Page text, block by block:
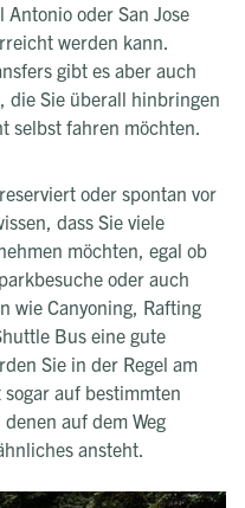
oder San Jose
werden kann.
gibt es aber auch
die Sie überall hinbringen
selbst fahren möchten.
oder spontan vor
dass Sie viele
möchten, egal ob
oder auch
wie Canyoning, Rafting
Bus eine gute
Sie in der Regel am
auf bestimmten
auf dem Weg
ansteht.